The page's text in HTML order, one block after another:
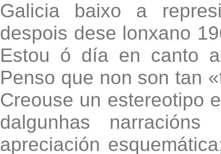
Galicia baixo a
despois dese lonxano
Estou ó día en canto
Penso que non son tan
Creouse un estereotipo
dalgunhas
apreciación